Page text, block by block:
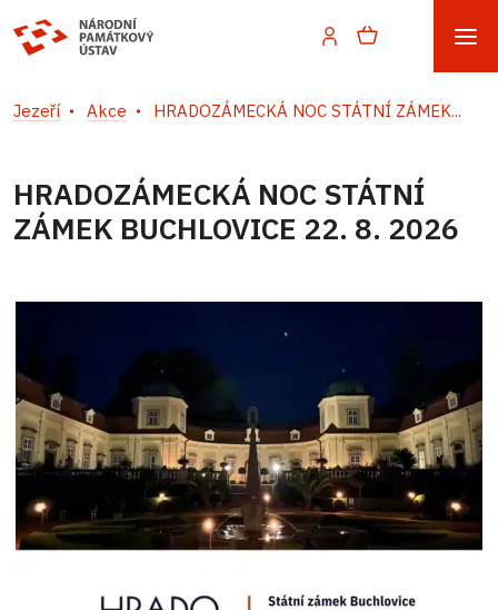
Jezeří Akce HRADOZÁMECKÁ NOC STÁTNÍ ZÁMEK...
HRADOZÁMECKÁ NOC STÁTNÍ
ZÁMEK BUCHLOVICE 22. 8. 2026